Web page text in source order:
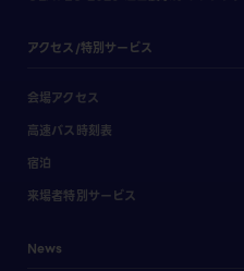
アクセス/特別サービス
会場アクセス
高速バス時刻表
宿泊
来場者特別サービス
News